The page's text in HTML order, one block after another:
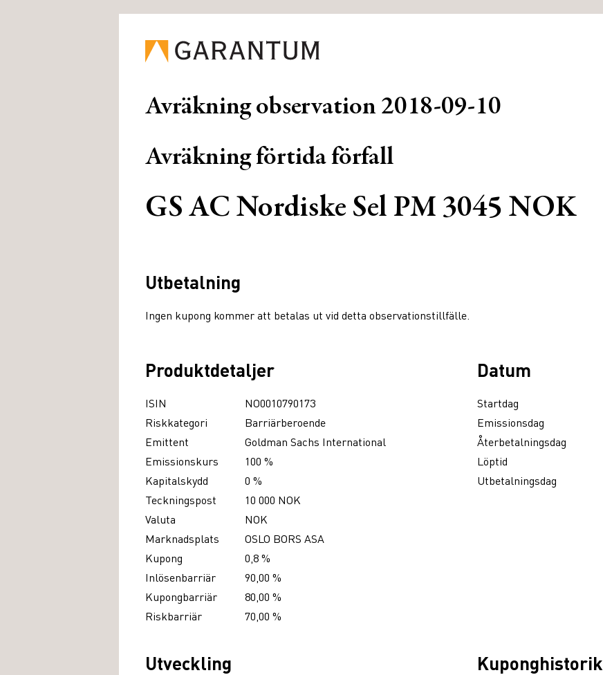
Avräkning observation 2018-09-10
Avräkning förtida förfall
GS AC Nordiske Sel PM 3045 NOK
Utbetalning
Ingen kupong kommer att betalas ut vid detta observationstillfälle.
Produktdetaljer
ISIN
NO0010790173
Riskkategori
Barriärberoende
Emittent
Goldman Sachs International
Emissionskurs
100 %
Kapitalskydd
0 %
Teckningspost
10 000 NOK
Valuta
NOK
Marknadsplats
OSLO BORS ASA
Kupong
0,8 %
Inlösenbarriär
90,00 %
Kupongbarriär
80,00 %
Riskbarriär
70,00 %
Datum
Startdag
Emissionsdag
Återbetalningsdag
Löptid
Utbetalningsdag
Utveckling Kuponghistorik